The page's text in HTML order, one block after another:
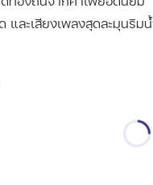
และเสียงเพลงสุดละมุนริม